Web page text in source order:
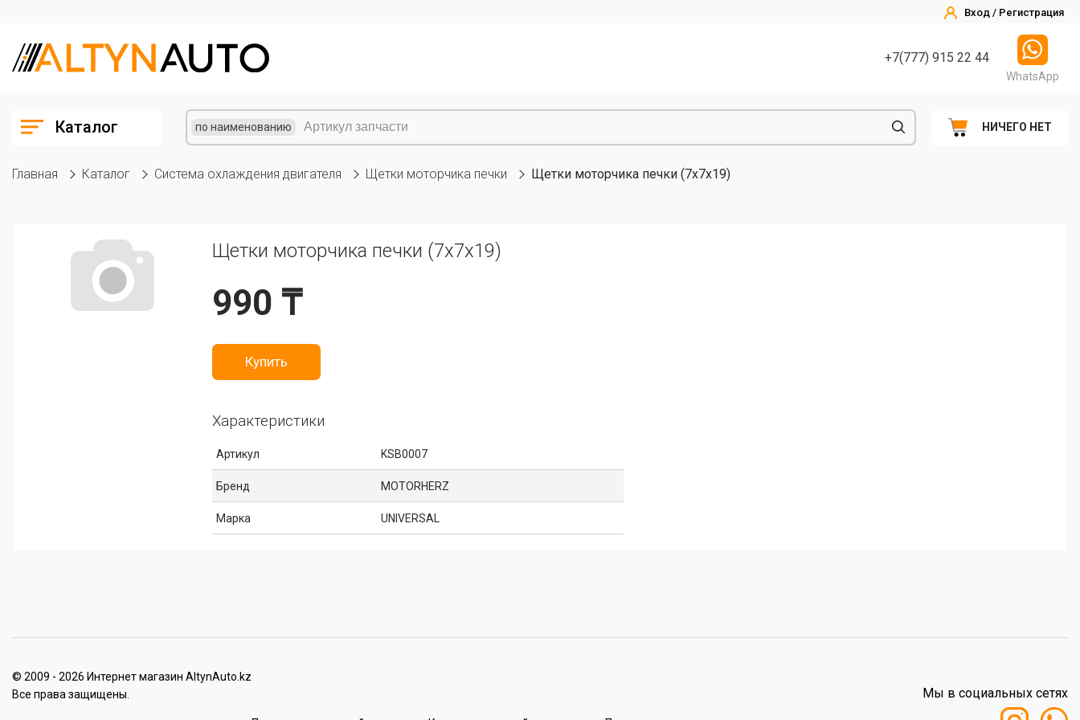
Вход / Регистрация
+7(777) 915 22 44
WhatsApp
Каталог по наименованию НИЧЕГО НЕТ
Главная Каталог Система охлаждения двигателя Щетки моторчика печки Щетки моторчика печки (7x7x19)
Щетки моторчика печки (7x7x19)
990 ₸
Купить
Характеристики
Артикул KSB0007
Бренд MOTORHERZ
Марка UNIVERSAL
© 2009 - 2026 Интернет магазин AltynAuto.kz
Все права защищены.
Мы в социальных сетях